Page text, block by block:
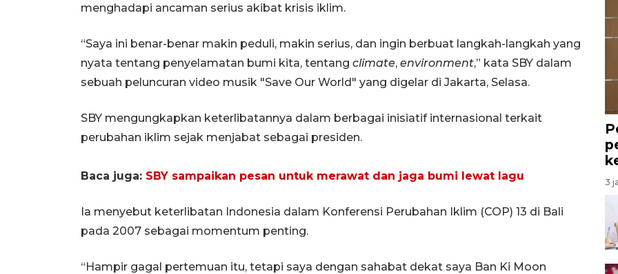
menghadapi ancaman serius akibat krisis iklim.
“Saya ini benar-benar makin peduli, makin serius, dan ingin berbuat langkah-langkah yang
nyata tentang penyelamatan bumi kita, tentang climate, environment,” kata SBY dalam
sebuah peluncuran video musik "Save Our World" yang digelar di Jakarta, Selasa.
SBY mengungkapkan keterlibatannya dalam berbagai inisiatif internasional terkait
perubahan iklim sejak menjabat sebagai presiden.
Baca juga: SBY sampaikan pesan untuk merawat dan jaga bumi lewat lagu
Ia menyebut keterlibatan Indonesia dalam Konferensi Perubahan Iklim (COP) 13 di Bali
pada 2007 sebagai momentum penting.
“Hampir gagal pertemuan itu, tetapi saya dengan sahabat dekat saya Ban Ki Moon
3